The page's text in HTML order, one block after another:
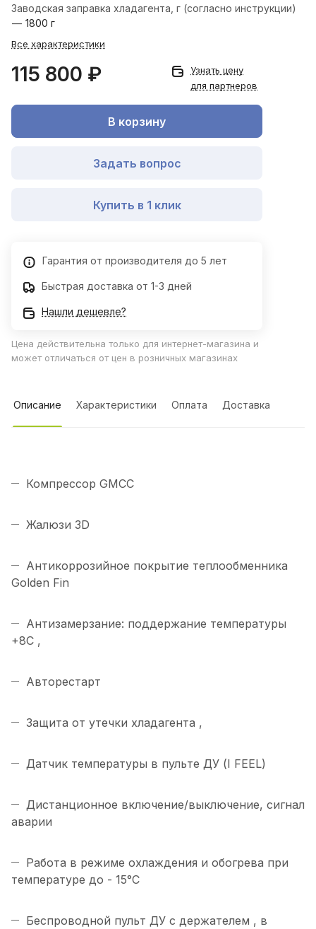
Заводская заправка хладагента, г (согласно инструкции)
— 1800 г
Все характеристики
115 800 ₽
Узнать цену
для партнеров
В корзину
Задать вопрос
Купить в 1 клик
Гарантия от производителя до 5 лет
Быстрая доставка от 1-3 дней
Нашли дешевле?
Цена действительна только для интернет-магазина и
может отличаться от цен в розничных магазинах
Описание Характеристики Оплата Доставка
Компрессор GMCC
Жалюзи 3D
Антикоррозийное покрытие теплообменника
Golden Fin
Антизамерзание: поддержание температуры
+8С ,
Авторестарт
Защита от утечки хладагента ,
Датчик температуры в пульте ДУ (I FEEL)
Дистанционное включение/выключение, сигнал
аварии
Работа в режиме охлаждения и обогрева при
температуре до - 15°C
Беспроводной пульт ДУ с держателем , в